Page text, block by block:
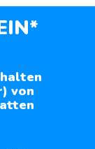
von